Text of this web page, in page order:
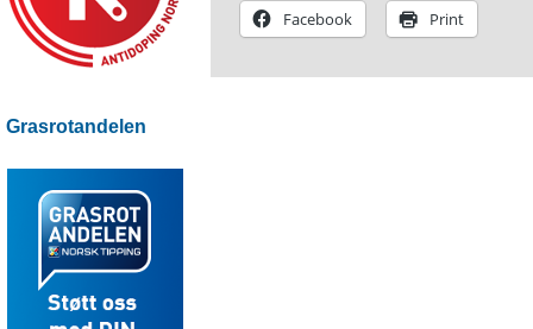
Grasrotandelen
Facebook Print